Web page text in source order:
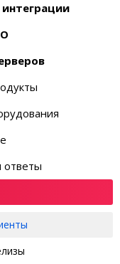
ответы